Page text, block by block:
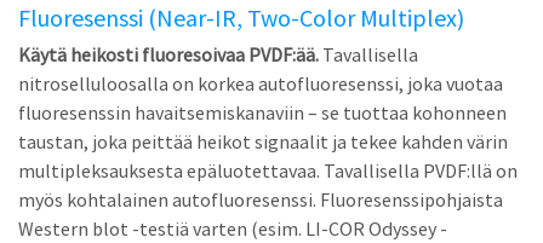
Fluoresenssi (Near-IR, Two-Color Multiplex)
Käytä heikosti fluoresoivaa PVDF:ää. Tavallisella
nitroselluloosalla on korkea autofluoresenssi, joka vuotaa
fluoresenssin havaitsemiskanaviin – se tuottaa kohonneen
taustan, joka peittää heikot signaalit ja tekee kahden värin
multipleksauksesta epäluotettavaa. Tavallisella PVDF:llä on
myös kohtalainen autofluoresenssi. Fluoresenssipohjaista
Western blot -testiä varten (esim. LI-COR Odyssey -